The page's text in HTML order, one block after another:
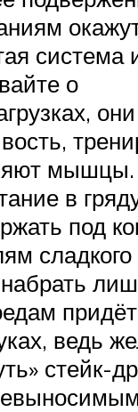
система
о
мышцы.
в
под
ведь
стейк-